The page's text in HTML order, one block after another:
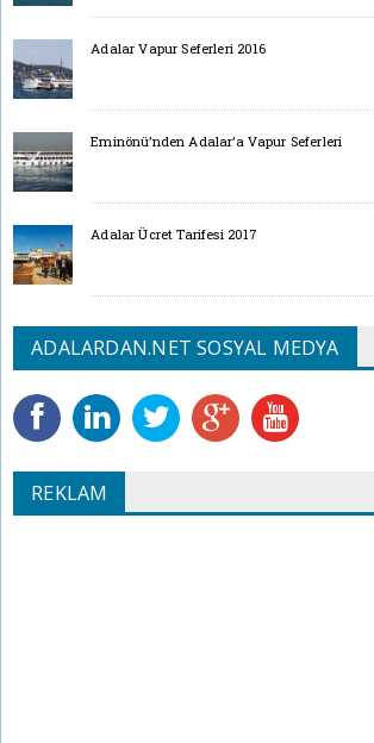
Adalar Vapur Seferleri 2016
Eminönü’nden Adalar’a Vapur Seferleri
Adalar Ücret Tarifesi 2017
ADALARDAN.NET SOSYAL MEDYA
REKLAM